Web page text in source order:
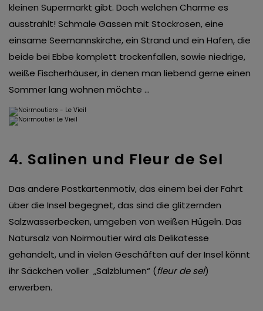
kleinen Supermarkt gibt. Doch welchen Charme es
ausstrahlt! Schmale Gassen mit Stockrosen, eine
einsame Seemannskirche, ein Strand und ein Hafen, die
beide bei Ebbe komplett trockenfallen, sowie niedrige,
weiße Fischerhäuser, in denen man liebend gerne einen
Sommer lang wohnen möchte …
4. Salinen und Fleur de Sel
Das andere Postkartenmotiv, das einem bei der Fahrt
über die Insel begegnet, das sind die glitzernden
Salzwasserbecken, umgeben von weißen Hügeln. Das
Natursalz von Noirmoutier wird als Delikatesse
gehandelt, und in vielen Geschäften auf der Insel könnt
ihr Säckchen voller „Salzblumen“ (fleur de sel)
erwerben.